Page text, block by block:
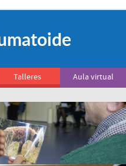
Talleres Aula virtual